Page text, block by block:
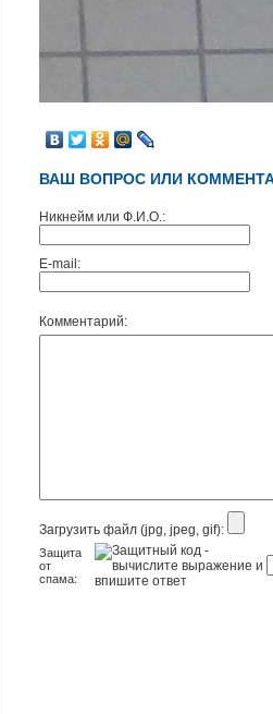
ВАШ ВОПРОС ИЛИ
Никнейм или Ф.И.О.:
E-mail:
Комментарий:
Загрузить файл (jpg, jpeg, gif):
Защита
от
спама: